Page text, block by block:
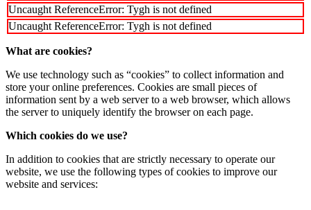
Uncaught ReferenceError: Tygh is not defined
Uncaught ReferenceError: Tygh is not defined
What are cookies?
We use technology such as “cookies” to collect information and
store your online preferences. Cookies are small pieces of
information sent by a web server to a web browser, which allows
the server to uniquely identify the browser on each page.
Which cookies do we use?
In addition to cookies that are strictly necessary to operate our
website, we use the following types of cookies to improve our
website and services: